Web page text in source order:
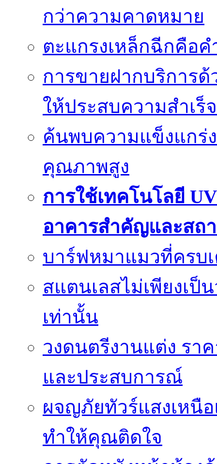
กว่าความคาดหมาย
ตะแกรงเหล็กฉีกคือ
การขายฝากบริการ
ให้ประสบความสำเร็จ
ค้นพบความแข็งแกร่
คุณภาพสูง
การใช้เทคโนโลยี
อาคารสำคัญและสถ
บาร์ฟหมาแมวที่ครบ
สแตนเลสไม่เพียงเ
เท่านั้น
วงดนตรีงานแต่ง รา
และประสบการณ์
ผจญภัยทัวร์แสงเหนื
ทำให้คุณติดใจ